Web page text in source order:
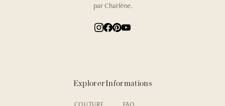
par Charlène.
ExplorerInformations